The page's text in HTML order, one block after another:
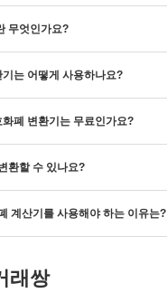
무엇인가요?
는 어떻게 사용하나요?
폐 변환기는 무료인가요?
환할 수 있나요?
계산기를 사용해야 하는 이유는?
래쌍